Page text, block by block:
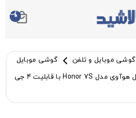
0
گوشی موبایل و تلفن
گوشی موبایل
گوشی موبایل هوآوی مدل Honor 7S با قابلیت 4 جی